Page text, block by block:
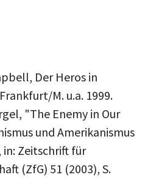
Der Heros in
M. u.a. 1999.
"The Enemy in Our
und Amerikanismus
in: Zeitschrift für
(ZfG) 51 (2003), S.